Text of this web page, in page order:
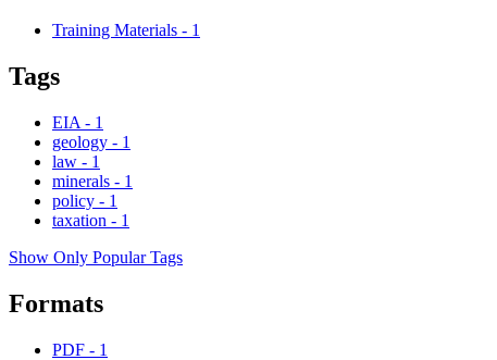
Training Materials - 1
Tags
EIA - 1
geology - 1
law - 1
minerals - 1
policy - 1
taxation - 1
Show Only Popular Tags
Formats
PDF - 1